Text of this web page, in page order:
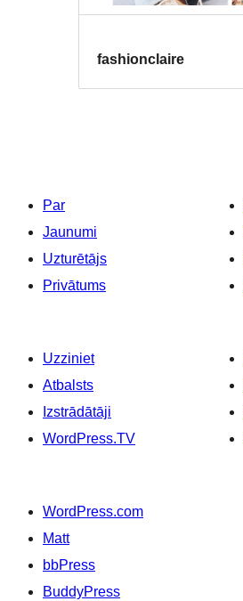
fashionclaire
Par
Jaunumi
Uzturētājs
Privātums
Uzziniet
Atbalsts
Izstrādātāji
WordPress.TV
WordPress.com
Matt
bbPress
BuddyPress